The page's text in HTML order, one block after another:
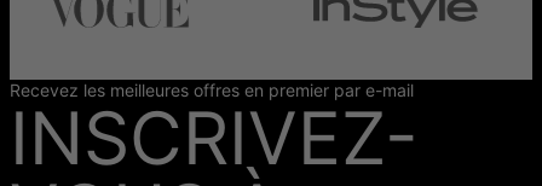
Recevez les meilleures offres en premier par e-mail
INSCRIVEZ-